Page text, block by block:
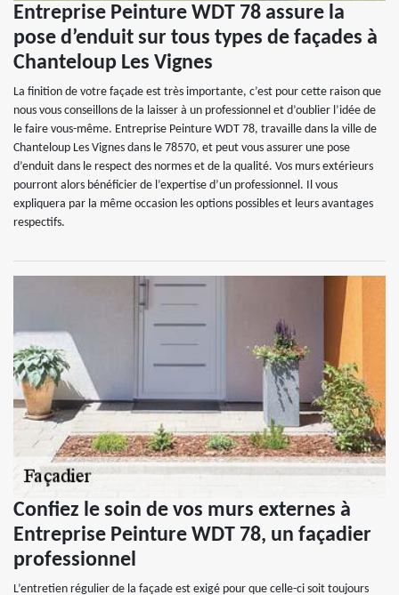
Entreprise Peinture WDT 78 assure la
pose d’enduit sur tous types de façades à
Chanteloup Les Vignes
La finition de votre façade est très importante, c’est pour cette raison que
nous vous conseillons de la laisser à un professionnel et d’oublier l’idée de
le faire vous-même. Entreprise Peinture WDT 78, travaille dans la ville de
Chanteloup Les Vignes dans le 78570, et peut vous assurer une pose
d’enduit dans le respect des normes et de la qualité. Vos murs extérieurs
pourront alors bénéficier de l’expertise d’un professionnel. Il vous
expliquera par la même occasion les options possibles et leurs avantages
respectifs.
Confiez le soin de vos murs externes à
Entreprise Peinture WDT 78, un façadier
professionnel
L’entretien régulier de la façade est exigé pour que celle-ci soit toujours